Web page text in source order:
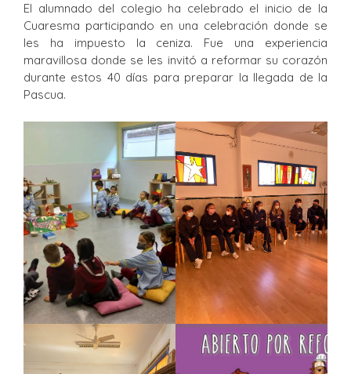
El alumnado del colegio ha celebrado el inicio de la
Cuaresma participando en una celebración donde se
les ha impuesto la ceniza. Fue una experiencia
maravillosa donde se les invitó a reformar su corazón
durante estos 40 días para preparar la llegada de la
Pascua.